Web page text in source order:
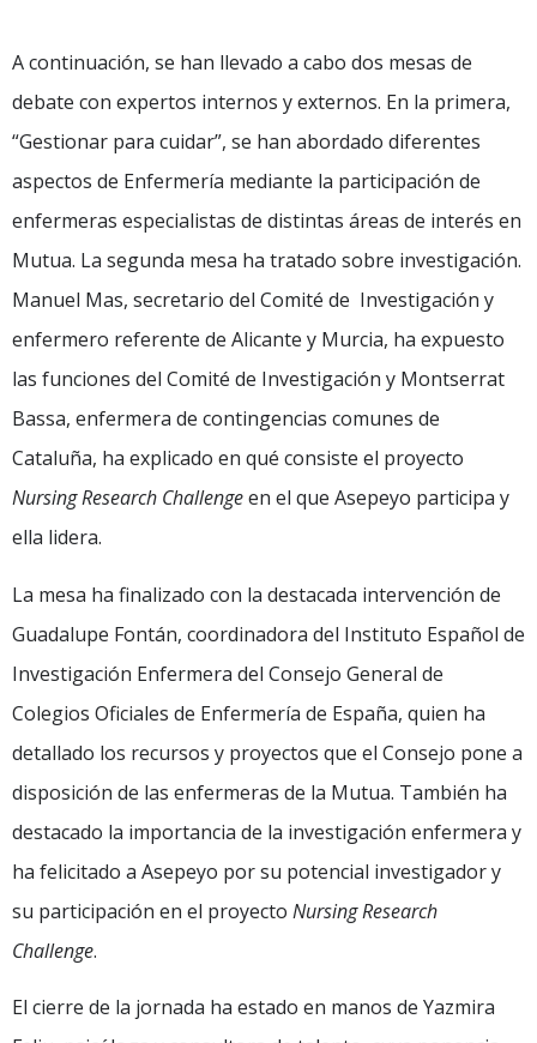
A continuación, se han llevado a cabo dos mesas de
debate con expertos internos y externos. En la primera,
“Gestionar para cuidar”, se han abordado diferentes
aspectos de Enfermería mediante la participación de
enfermeras especialistas de distintas áreas de interés en
Mutua. La segunda mesa ha tratado sobre investigación.
Manuel Mas, secretario del Comité de Investigación y
enfermero referente de Alicante y Murcia, ha expuesto
las funciones del Comité de Investigación y Montserrat
Bassa, enfermera de contingencias comunes de
Cataluña, ha explicado en qué consiste el proyecto
Nursing Research Challengeen el que Asepeyo participa y
ella lidera.
La mesa ha finalizado con la destacada intervención de
Guadalupe Fontán, coordinadora del Instituto Español de
Investigación Enfermera del Consejo General de
Colegios Oficiales de Enfermería de España, quien ha
detallado los recursos y proyectos que el Consejo pone a
disposición de las enfermeras de la Mutua. También ha
destacado la importancia de la investigación enfermera y
ha felicitado a Asepeyo por su potencial investigador y
su participación en el proyecto Nursing Research
Challenge.
El cierre de la jornada ha estado en manos de Yazmira